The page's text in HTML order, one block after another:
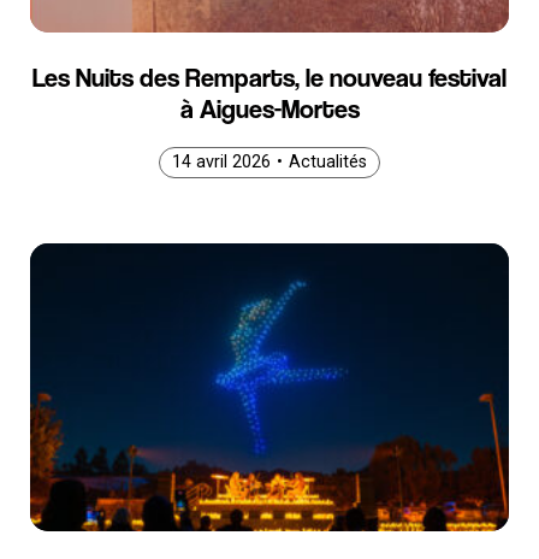
Les Nuits des Remparts, le nouveau festival
à Aigues-Mortes
14 avril 2026 • Actualités
14 avril 2026